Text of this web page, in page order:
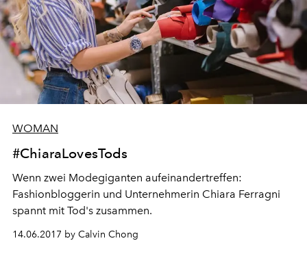
WOMAN
#ChiaraLovesTods
Wenn zwei Modegiganten aufeinandertreffen:
Fashionbloggerin und Unternehmerin Chiara Ferragni
spannt mit Tod's zusammen.
14.06.2017 by Calvin Chong